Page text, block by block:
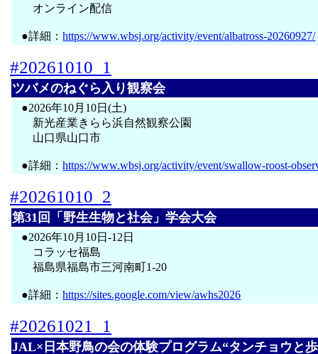
オンライン配信
●詳細：https://www.wbsj.org/activity/event/albatross-20260927/
#20261010_1
ツバメのねぐら入り観察会
●2026年10月10日(土)
新光産業きらら浜自然観察公園
山口県山口市
●詳細：https://www.wbsj.org/activity/event/swallow-roost-
#20261010_2
第31回「野生生物と社会」学会大会
●2026年10月10日-12日
コラッセ福島
福島県福島市三河南町1-20
●詳細：https://sites.google.com/view/awhs2026
#20261021_1
JAL×日本野鳥の会の体験プログラム“タンチョウと